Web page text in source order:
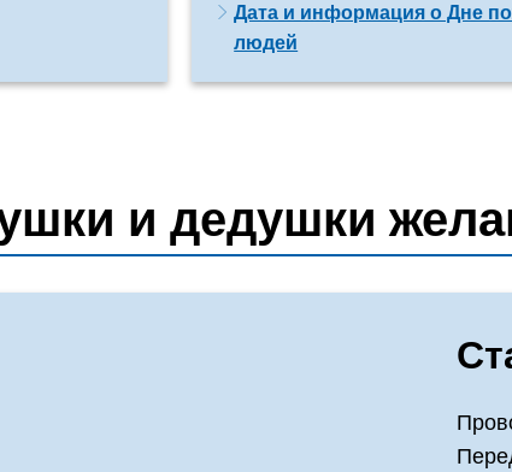
Дата и информация о Дне
людей
и дедушки